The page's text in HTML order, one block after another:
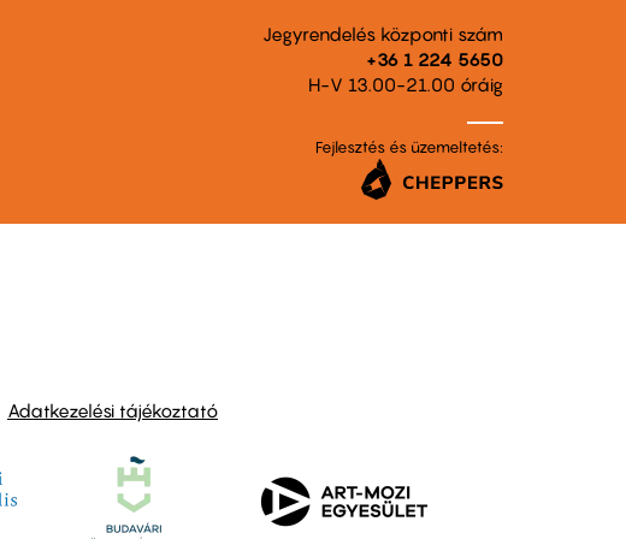
Jegyrendelés központi szám
+36 1 224 5650
H-V 13.00-21.00 óráig
Fejlesztés és üzemeltetés:
Adatkezelési tájékoztató